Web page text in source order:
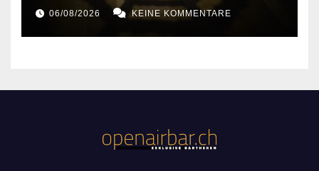
06/08/2026 KEINE KOMMENTARE